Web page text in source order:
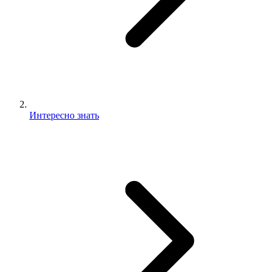
Интересно знать